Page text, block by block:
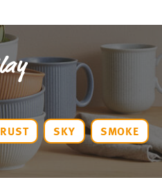
RUST SKY SMOKE